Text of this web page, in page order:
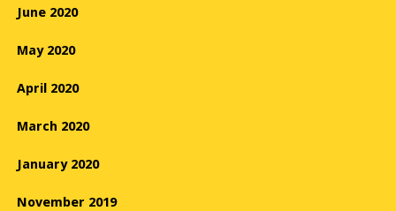
June 2020
May 2020
April 2020
March 2020
January 2020
November 2019